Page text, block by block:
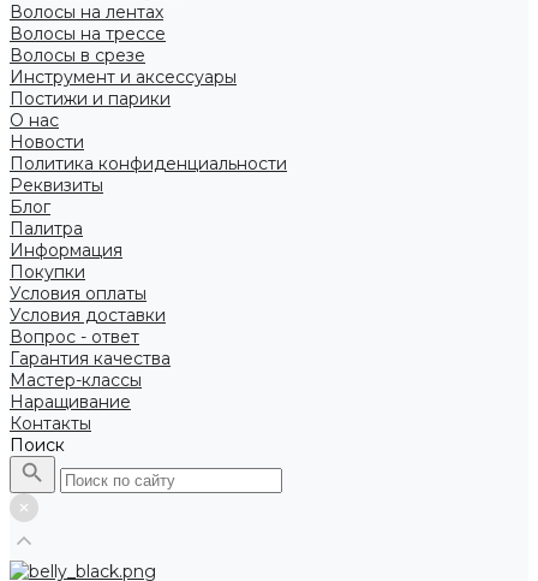
Волосы на лентах
Волосы на трессе
Волосы в срезе
Инструмент и аксессуары
Постижи и парики
О нас
Новости
Политика конфиденциальности
Реквизиты
Блог
Палитра
Информация
Покупки
Условия оплаты
Условия доставки
Вопрос - ответ
Гарантия качества
Мастер-классы
Наращивание
Контакты
Поиск